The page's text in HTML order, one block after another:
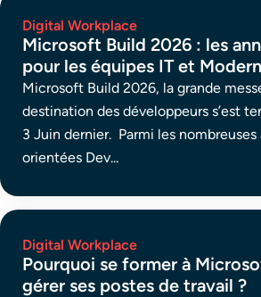
Digital Workplace
Microsoft Build 2026 : les
pour les équipes IT et
Microsoft Build 2026, la grande
destination des développeurs s’est
3 Juin dernier. Parmi les
orientées Dev...
Digital Workplace
Pourquoi se former à
gérer ses postes de travail ?